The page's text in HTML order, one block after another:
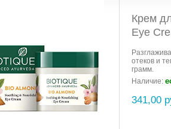
Крем
Eye
отеков и
грамм.
Наличие:
341,00